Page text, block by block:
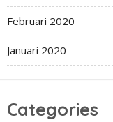
Februari 2020
Januari 2020
Categories